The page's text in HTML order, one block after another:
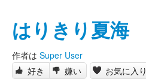
はりきり夏海
作者は Super User
好き
嫌い お気に入り